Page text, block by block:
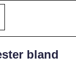
bland